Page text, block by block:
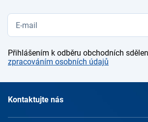
Přihlášením k odběru obchodních
zpracováním osobních údajů
Kontaktujte nás